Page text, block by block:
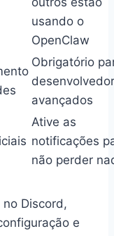
usando o
OpenClaw
Obrigatório
avançados
Ative as
notificações
não perder
Discord,
e